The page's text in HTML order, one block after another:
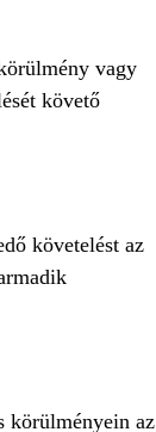
vagy
követő
követelést az
körülményein az